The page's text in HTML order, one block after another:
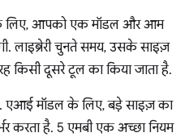
लिए, आपको एक मॉडल और आम
लाइब्रेरी चुनते समय, उसके साइज़
दूसरे टूल का किया जाता है.
एआई मॉडल के लिए, बड़े साइज़ का
करता है. 5 एमबी एक अच्छा नियम